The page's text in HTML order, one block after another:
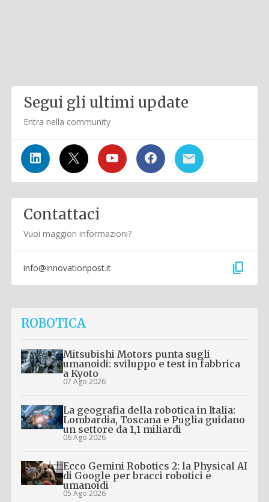
Segui gli ultimi update
Entra nella community
Contattaci
Vuoi maggiori informazioni?
info@innovationpost.it content_copy
ROBOTICA
Mitsubishi Motors punta sugli
umanoidi: sviluppo e test in fabbrica
a Kyoto
07 Ago 2026
La geografia della robotica in Italia:
Lombardia, Toscana e Puglia guidano
un settore da 1,1 miliardi
06 Ago 2026
Ecco Gemini Robotics 2: la Physical AI
di Google per bracci robotici e
umanoidi
05 Ago 2026